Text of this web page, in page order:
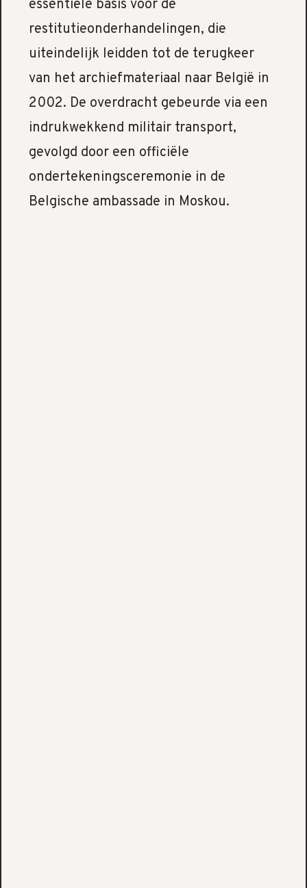
essentiële basis voor de
restitutieonderhandelingen, die
uiteindelijk leidden tot de terugkeer
van het archiefmateriaal naar België in
2002. De overdracht gebeurde via een
indrukwekkend militair transport,
gevolgd door een officiële
ondertekeningsceremonie in de
Belgische ambassade in Moskou.